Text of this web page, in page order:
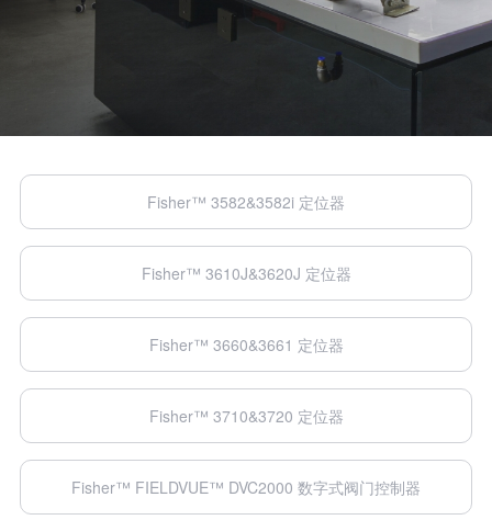
Fisher™ 3582&3582i 定位器
Fisher™ 3610J&3620J 定位器
Fisher™ 3660&3661 定位器
Fisher™ 3710&3720 定位器
Fisher™ FIELDVUE™ DVC2000 数字式阀门控制器